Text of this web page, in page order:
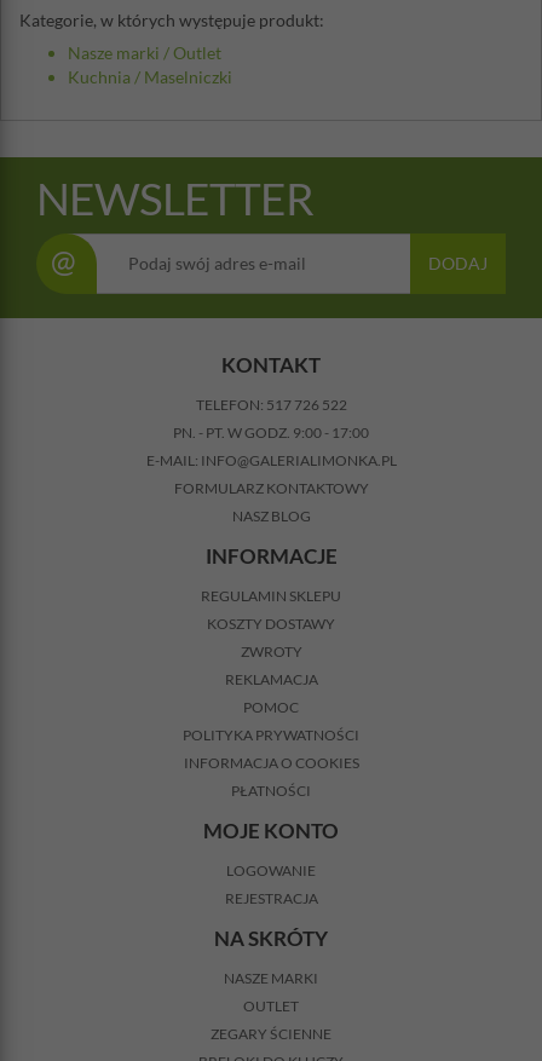
Kategorie, w których występuje produkt:
Nasze marki /Outlet
Kuchnia / Maselniczki
NEWSLETTER
@ DODAJ
KONTAKT
TELEFON: 517 726 522
PN. - PT. W GODZ. 9:00 - 17:00
E-MAIL: INFO@GALERIALIMONKA.PL
FORMULARZ KONTAKTOWY
NASZ BLOG
INFORMACJE
REGULAMIN SKLEPU
KOSZTY DOSTAWY
ZWROTY
REKLAMACJA
POMOC
POLITYKA PRYWATNOŚCI
INFORMACJA O COOKIES
PŁATNOŚCI
MOJE KONTO
LOGOWANIE
REJESTRACJA
NA SKRÓTY
NASZE MARKI
OUTLET
ZEGARY ŚCIENNE